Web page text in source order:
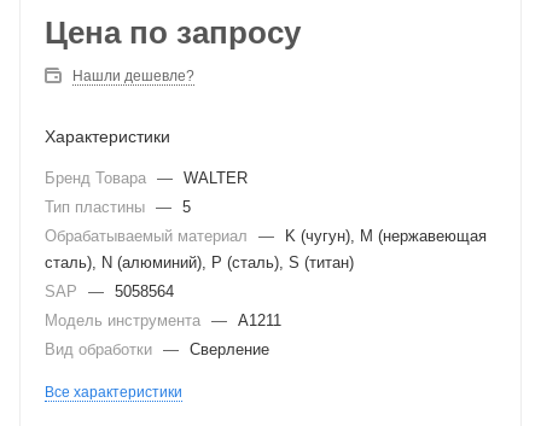
Цена по запросу
Нашли дешевле?
Характеристики
Бренд Товара — WALTER
Тип пластины — 5
Обрабатываемый материал
—
K (чугун), M (нержавеющая
сталь), N (алюминий), P (сталь), S (титан)
SAP
— 5058564
Модель инструмента — A1211
Вид обработки — Сверление
Все характеристики